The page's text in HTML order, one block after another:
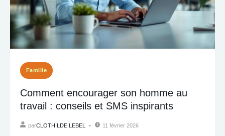
Famille
Comment encourager son homme au
travail : conseils et SMS inspirants
parCLOTHILDE LEBEL 11 février 2026